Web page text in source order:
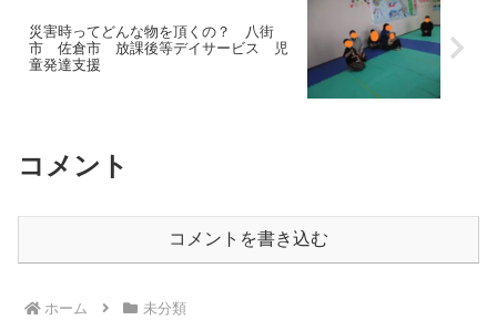
災害時ってどんな物を頂くの？ 八街
市 佐倉市 放課後等デイサービス 児
童発達支援
コメント
コメントを書き込む
ホーム 未分類